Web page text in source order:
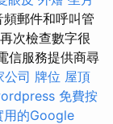
郵件和呼叫管
次檢查數字很
信服務提供商尋
公司 牌位 屋頂
免費按
用的Google